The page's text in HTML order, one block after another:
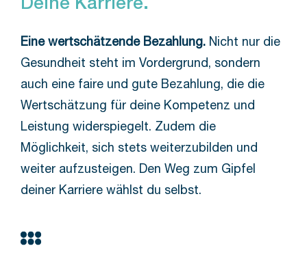
Deine Karriere.
Eine wertschätzende Bezahlung.Nicht nur die
Gesundheit steht im Vordergrund, sondern
auch eine faire und gute Bezahlung, die die
Wertschätzung für deine Kompetenz und
Leistung widerspiegelt. Zudem die
Möglichkeit, sich stets weiterzubilden und
weiter aufzusteigen. Den Weg zum Gipfel
deiner Karriere wählst du selbst.